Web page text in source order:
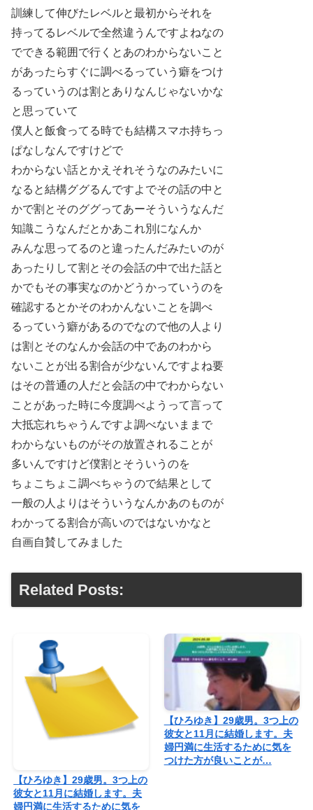
訓練して伸びたレベルと最初からそれを
持ってるレベルで全然違うんですよねなの
でできる範囲で行くとあのわからないこと
があったらすぐに調べるっていう癖をつけ
るっていうのは割とありなんじゃないかな
と思っていて
僕人と飯食ってる時でも結構スマホ持ちっ
ぱなしなんですけどで
わからない話とかえそれそうなのみたいに
なると結構ググるんですよでその話の中と
かで割とそのググってあーそういうなんだ
知識こうなんだとかあこれ別になんか
みんな思ってるのと違ったんだみたいのが
あったりして割とその会話の中で出た話と
かでもその事実なのかどうかっていうのを
確認するとかそのわかんないことを調べ
るっていう癖があるのでなので他の人より
は割とそのなんか会話の中であのわから
ないことが出る割合が少ないんですよね要
はその普通の人だと会話の中でわからない
ことがあった時に今度調べようって言って
大抵忘れちゃうんですよ調べないままで
わからないものがその放置されることが
多いんですけど僕割とそういうのを
ちょこちょこ調べちゃうので結果として
一般の人よりはそういうなんかあのものが
わかってる割合が高いのではないかなと
自画自賛してみました
Related Posts:
【ひろゆき】29歳男。3つ上の
彼女と11月に結婚します。夫
婦円満に生活するために気を
【ひろゆき】29歳男。3つ上の
彼女と11月に結婚します。夫
婦円満に生活するために気を
つけた方が良いことが…